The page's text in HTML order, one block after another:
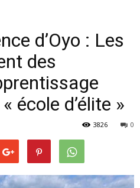
d’Oyo : Les
des
école d’élite »
0
3826